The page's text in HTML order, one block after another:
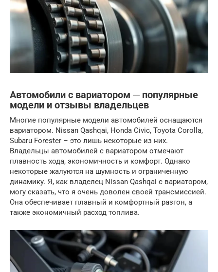
Автомобили с вариатором ─ популярные
модели и отзывы владельцев
Многие популярные модели автомобилей оснащаются
вариатором. Nissan Qashqai, Honda Civic, Toyota Corolla,
Subaru Forester – это лишь некоторые из них.
Владельцы автомобилей с вариатором отмечают
плавность хода, экономичность и комфорт. Однако
некоторые жалуются на шумность и ограниченную
динамику. Я, как владелец Nissan Qashqai с вариатором,
могу сказать, что я очень доволен своей трансмиссией.
Она обеспечивает плавный и комфортный разгон, а
также экономичный расход топлива.